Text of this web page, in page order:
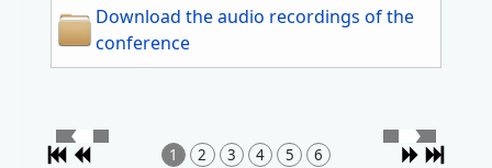
Download the audio recordings of the
conference
1 2 3 4 5 6